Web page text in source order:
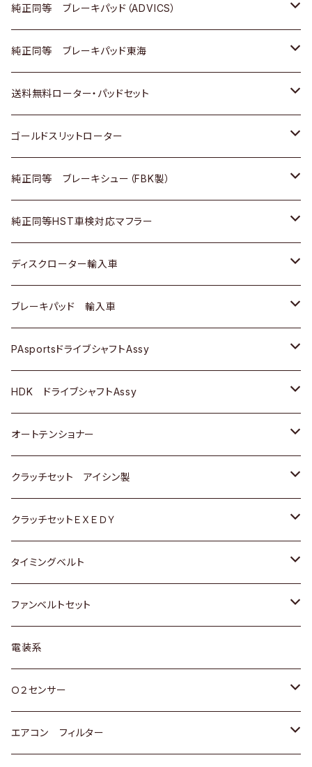
三菱
スバル
日野
三菱ふそう
ＢＭＷ
マツダ
三菱
日野
三菱ふそう
三菱
日野
三菱ふそう
その他
ダイハツ
マツダ
三菱
スバル
日産
いすゞ
ダイハツ
マツダ
三菱
スバル
いすゞ
ダイハツ
マツダ
三菱
ホンダ
スズキ
日産
ダイハツ
マツダ
三菱
スバル
トヨタ
ホンダ
スズキ
日産
いすゞ
ダイハツ
マツダ
三菱
スバル
ＢＥＮＺ
純正同等 ブレーキパッド（ADVICS）
トヨタ
ホンダ
スズキ
日産
ダイハツ
マツダ
三菱
スバル
純正同等 ブレーキパッド東海
トヨタ
ホンダ
日産
いすゞ
ダイハツ
マツダ
三菱
スバル
送料無料ローター・パッドセット
トヨタ
ホンダ
スズキ
日産
ダイハツ
マツダ
三菱
スバル
ゴールドスリットローター
トヨタ
ホンダ
スズキ
日産
ダイハツ
マツダ
三菱
スバル
純正同等 ブレーキシュー（FBK製）
ホンダ
スズキ
日産
ダイハツ
マツダ
三菱
スバル
純正同等HST車検対応マフラー
トヨタ
ホンダ
スズキ
日産
いすゞ
ダイハツ
マツダ
三菱
スバル
日野
ディスクローター輸入車
ＡＵＤＩ
ＢＥＮＺ
ＢＭＷ
GOLF
ＷＡＧＥＮ
アストロ（シボレー）
クライスラー
ブレーキパッド 輸入車
ＢＥＮＺ
ＢＭＷ
ＷＡＧＥＮ
ＶＯＬＶＯ
PAsportsドライブシャフトAssy
トヨタ
ホンダ
スズキ
日産
ダイハツ
マツダ
三菱
スバル
HDK ドライブシャフトAssy
スズキ
ダイハツ
日産
ホンダ
マツダ
オートテンショナー
トヨタ
クラッチセット アイシン製
ホンダ
スズキ
ダイハツ
マツダ
三菱
スバル
クラッチセットＥＸＥＤＹ
ホンダ
スズキ
日産
ダイハツ
マツダ
タイミングベルト
トヨタ
スズキ
ダイハツ
三菱
ファンベルトセット
トヨタ
ホンダ
スズキ
電装系
Ｏ２センサー
トヨタ
エアコン フィルター